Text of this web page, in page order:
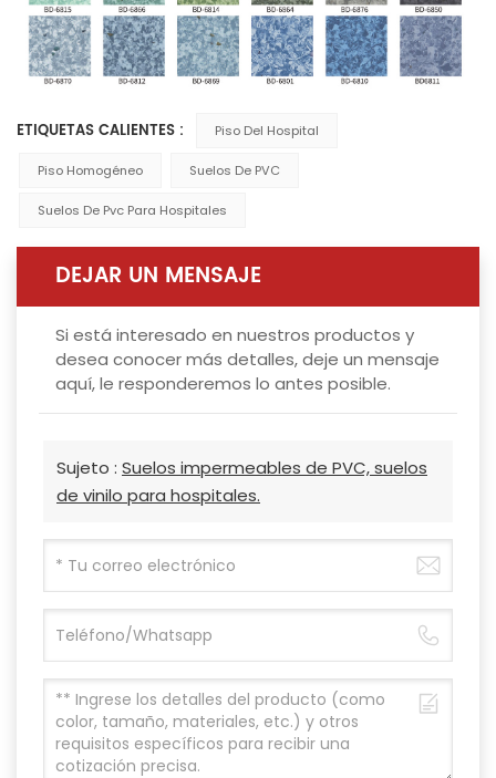
ETIQUETAS CALIENTES : Piso Del Hospital
Piso Homogéneo Suelos De PVC
Suelos De Pvc Para Hospitales
DEJAR UN MENSAJE
Si está interesado en nuestros productos y
desea conocer más detalles, deje un mensaje
aquí, le responderemos lo antes posible.
Sujeto : Suelos impermeables de PVC, suelos
de vinilo para hospitales.